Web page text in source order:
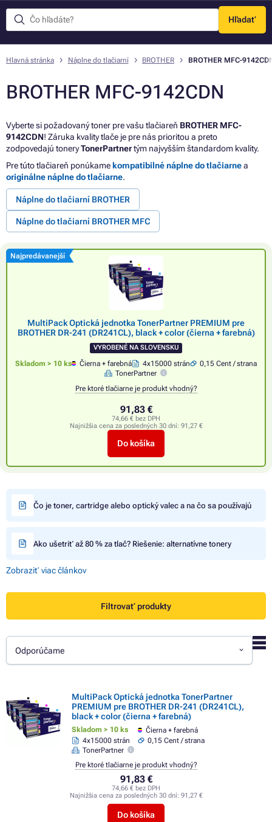
Hľadať
Menu
Hlavná stránka Náplne do tlačiarní BROTHER BROTHER MFC-
BROTHER MFC-9142CDN
Vyberte si požadovaný toner pre vašu tlačiareň BROTHER MFC-
9142CDN! Záruka kvality tlače je pre nás prioritou a preto
zodpovedajú toneryTonerPartnertým najvyšším štandardom kvality.
Pre túto tlačiareň ponúkame kompatibilné náplne do tlačiarnea
originálne náplne do tlačiarne.
Náplne do tlačiarní BROTHER
Náplne do tlačiarní BROTHER MFC
Najpredávanejší
MultiPack Optická jednotka TonerPartner PREMIUM pre
BROTHER DR-241 (DR241CL), black + color (čierna + farebná)
VYROBENÉ NA SLOVENSKU
Skladom > 10 ks Čierna + farebná 4x15000 strán
0,15 Cent / strana
TonerPartner
Pre ktoré tlačiarne je produkt vhodný?
91,83 €
74,66 € bez DPH
Najnižšia cena za posledných 30 dní: 91,27 €
Do košíka
Čo je toner, cartridge alebo optický valec a na čo sa používajú
Ako ušetriť až 80 % za tlač? Riešenie: alternatívne tonery
Zobraziť viac článkov
Filtrovať produkty
Odporúčame
MultiPack Optická jednotka TonerPartner
PREMIUM pre BROTHER DR-241 (DR241CL),
black + color (čierna + farebná)
Skladom > 10 ks
Čierna + farebná
4x15000 strán
0,15 Cent / strana
TonerPartner
91,83 €
74,66 € bez DPH
Najnižšia cena za posledných 30 dní: 91,27 €
Do košíka
Pre ktoré tlačiarne je produkt vhodný?